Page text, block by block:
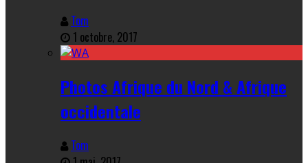
Tom
1 octobre, 2017
Photos Afrique du Nord & Afrique
occidentale
Tom